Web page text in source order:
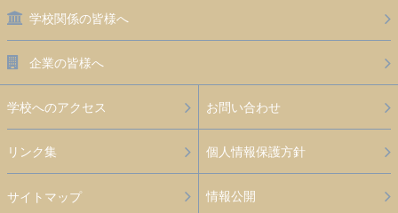
学校関係の皆様へ
企業の皆様へ
学校へのアクセス お問い合わせ
リンク集 個人情報保護方針
サイトマップ 情報公開